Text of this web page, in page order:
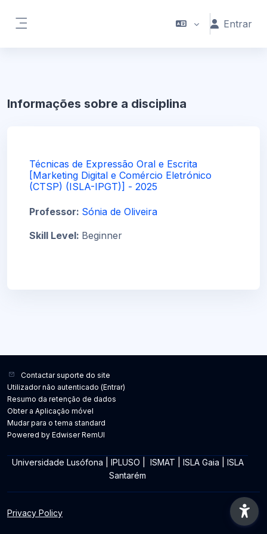
Entrar
Informações sobre a disciplina
Técnicas de Expressão Oral e Escrita
[Marketing Digital e Comércio Eletrónico
(CTSP) (ISLA-IPGT)] - 2025
Professor: Sónia de Oliveira
Skill Level: Beginner
Contactar suporte do site
Utilizador não autenticado (Entrar)
Resumo da retenção de dados
Obter a Aplicação móvel
Mudar para o tema standard
Powered by Edwiser RemUI
Universidade Lusófona IPLUSO ISMAT ISLA Gaia
ISLA
Santarém
Privacy Policy